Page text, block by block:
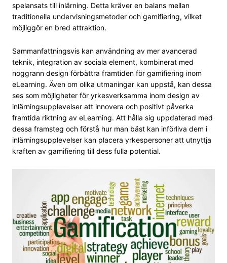
spelansats till inlärning. Detta kräver en balans mellan
traditionella undervisningsmetoder och gamifiering, vilket
möjliggör en bred attraktion.
Sammanfattningsvis kan användning av mer avancerad
teknik, integration av sociala element, kombinerat med
noggrann design förbättra framtiden för gamifiering inom
eLearning. Även om olika utmaningar kan uppstå, kan dessa
ses som möjligheter för yrkesverksamma inom design av
inlärningsupplevelser att innovera och positivt påverka
framtida riktning av eLearning. Att hålla sig uppdaterad med
dessa framsteg och förstå hur man bäst kan införliva dem i
inlärningsupplevelser kan placera yrkespersoner att utnyttja
kraften av gamifiering till dess fulla potential.